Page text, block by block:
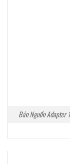
Bán Nguồn Adapter